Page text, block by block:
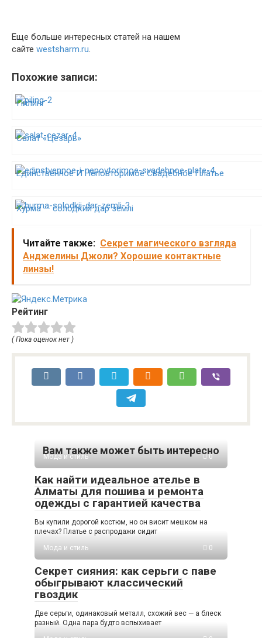
Еще больше интересных статей на нашем
сайте westsharm.ru.
Похожие записи:
Пилинг
Салат «Цезарь»
Единственное И Неповторимое Свадебное Платье
Хурма — солодкий дар землі
Читайте также: Секрет магического взгляда
Анджелины Джоли? Хорошие контактные
линзы!
Рейтинг
( Пока оценок нет )
Вам также может быть интересно
Мода и стиль 0
Как найти идеальное ателье в
Алматы для пошива и ремонта
одежды с гарантией качества
Вы купили дорогой костюм, но он висит мешком на
плечах? Платье с распродажи сидит
Мода и стиль
0
Секрет сияния: как серьги с паве
обыгрывают классический
гвоздик
Две серьги, одинаковый металл, схожий вес — а блеск
разный. Одна пара будто вспыхивает